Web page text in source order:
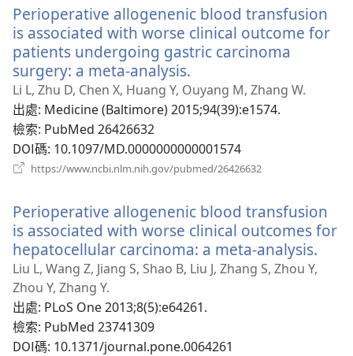
視
窗）
Perioperative allogenenic blood transfusion
is associated with worse clinical outcome for
patients undergoing gastric carcinoma
surgery: a meta-analysis.
啟
新
窗）
Li L, Zhu D, Chen X, Huang Y, Ouyang M, Zhang W.
出處‎: Medicine (Baltimore) 2015;94(39):e1574.
檢索‎: PubMed 26426632
DOI碼‎: 10.1097/MD.0000000000001574
https://www.ncbi.nlm.nih.gov/pubmed/26426632
視
窗）
Perioperative allogenenic blood transfusion
is associated with worse clinical outcomes for
hepatocellular carcinoma: a meta-analysis.
Liu L, Wang Z, Jiang S, Shao B, Liu J, Zhang S, Zhou Y,
Zhou Y, Zhang Y.
出處‎: PLoS One 2013;8(5):e64261.
檢索‎: PubMed 23741309
DOI碼‎: 10.1371/journal.pone.0064261